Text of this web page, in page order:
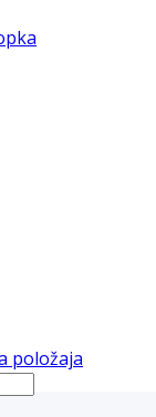
položaja